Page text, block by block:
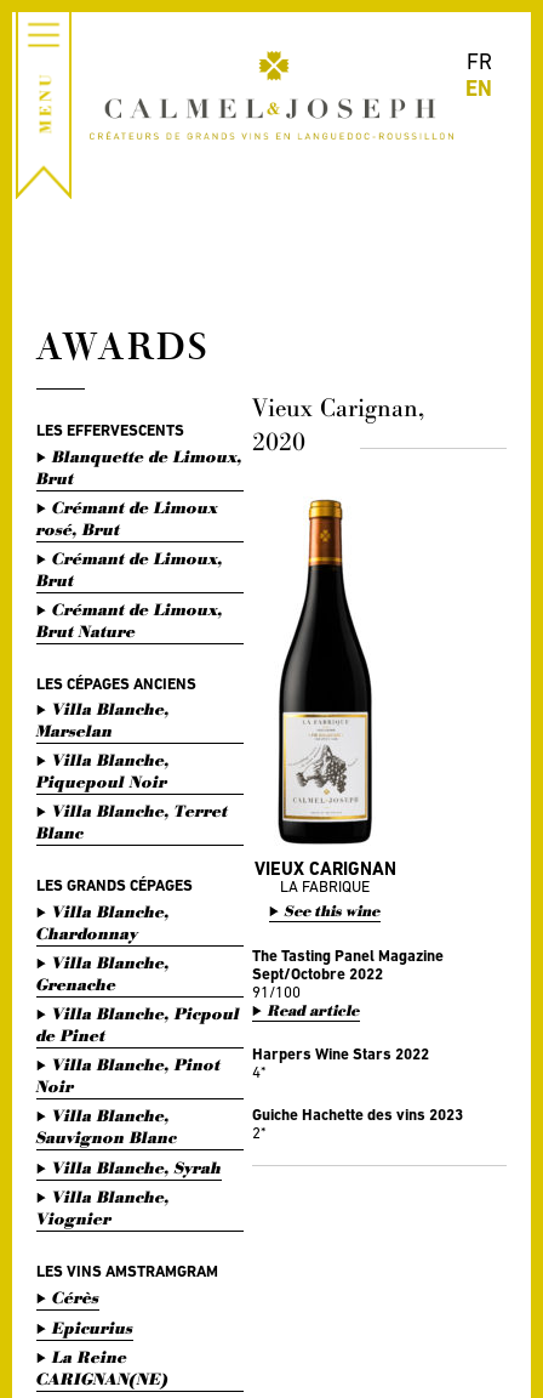
FR
EN
AWARDS
LES EFFERVESCENTS
Blanquette de Limoux,
Brut
Crémant de Limoux
rosé, Brut
Crémant de Limoux,
Brut
Crémant de Limoux,
Brut Nature
LES CÉPAGES ANCIENS
Villa Blanche,
Marselan
Villa Blanche,
Piquepoul Noir
Villa Blanche, Terret
Blanc
LES GRANDS CÉPAGES
Villa Blanche,
Chardonnay
Villa Blanche,
Grenache
Villa Blanche, Picpoul
de Pinet
Villa Blanche, Pinot
Noir
Villa Blanche,
Sauvignon Blanc
Villa Blanche, Syrah
Villa Blanche,
Viognier
LES VINS AMSTRAMGRAM
Cérès
Epicurius
La Reine
CARIGNAN(NE)
Vieux Carignan,
2020
VIEUX CARIGNAN
LA FABRIQUE
See this wine
The Tasting Panel Magazine
Sept/Octobre 2022
91/100
Read article
Harpers Wine Stars 2022
4*
Guiche Hachette des vins 2023
2*